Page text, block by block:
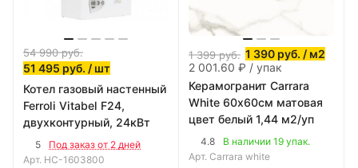
54 990руб.
51 495 руб. / шт
Котел газовый настенный
Ferroli Vitabel F24,
двухконтурный, 24кВт
5
Под заказ от 2 дней
Арт. НС-1603800
1 399руб. 1 390 руб. / м2
2 001.60 ₽ / упак
Керамогранит Carrara
White 60х60см матовая
цвет белый 1,44 м2/уп
4.8
В наличии 19 упак.
Арт. Carrara white